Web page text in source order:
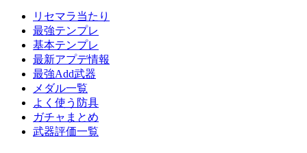
リセマラ当たり
最強テンプレ
基本テンプレ
最新アプデ情報
最強Add武器
メダル一覧
よく使う防具
ガチャまとめ
武器評価一覧